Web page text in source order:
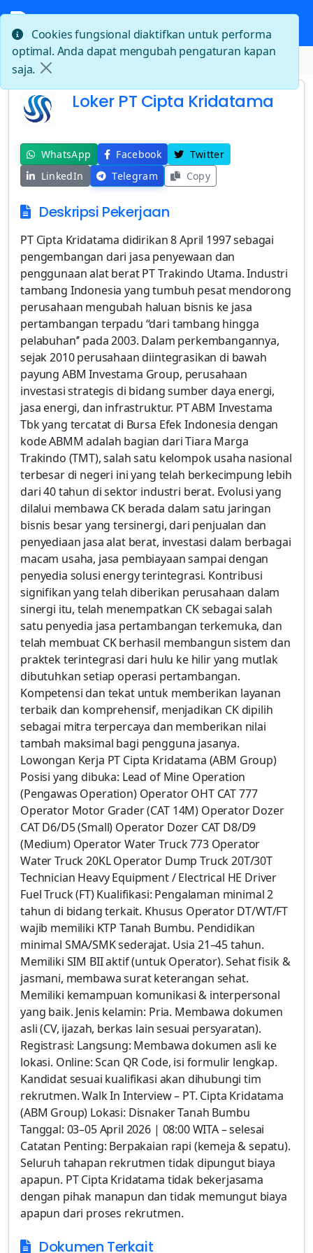
Beranda Loker PT Cipta Kridatama
Loker PT Cipta Kridatama
WhatsApp Facebook
Twitter
LinkedIn
Telegram Copy
Deskripsi Pekerjaan
PT Cipta Kridatama didirikan 8 April 1997 sebagai
pengembangan dari jasa penyewaan dan
penggunaan alat berat PT Trakindo Utama. Industri
tambang Indonesia yang tumbuh pesat mendorong
perusahaan mengubah haluan bisnis ke jasa
pertambangan terpadu “dari tambang hingga
pelabuhan’’ pada 2003. Dalam perkembangannya,
sejak 2010 perusahaan diintegrasikan di bawah
payung ABM Investama Group, perusahaan
investasi strategis di bidang sumber daya energi,
jasa energi, dan infrastruktur. PT ABM Investama
Tbk yang tercatat di Bursa Efek Indonesia dengan
kode ABMM adalah bagian dari Tiara Marga
Trakindo (TMT), salah satu kelompok usaha nasional
terbesar di negeri ini yang telah berkecimpung lebih
dari 40 tahun di sektor industri berat. Evolusi yang
dilalui membawa CK berada dalam satu jaringan
bisnis besar yang tersinergi, dari penjualan dan
penyediaan jasa alat berat, investasi dalam berbagai
macam usaha, jasa pembiayaan sampai dengan
penyedia solusi energy terintegrasi. Kontribusi
signifikan yang telah diberikan perusahaan dalam
sinergi itu, telah menempatkan CK sebagai salah
satu penyedia jasa pertambangan terkemuka, dan
telah membuat CK berhasil membangun sistem dan
praktek terintegrasi dari hulu ke hilir yang mutlak
dibutuhkan setiap operasi pertambangan.
Kompetensi dan tekat untuk memberikan layanan
terbaik dan komprehensif, menjadikan CK dipilih
sebagai mitra terpercaya dan memberikan nilai
tambah maksimal bagi pengguna jasanya.
Lowongan Kerja PT Cipta Kridatama (ABM Group)
Posisi yang dibuka: Lead of Mine Operation
(Pengawas Operation) Operator OHT CAT 777
Operator Motor Grader (CAT 14M) Operator Dozer
CAT D6/D5 (Small) Operator Dozer CAT D8/D9
(Medium) Operator Water Truck 773 Operator
Water Truck 20KL Operator Dump Truck 20T/30T
Technician Heavy Equipment / Electrical HE Driver
Fuel Truck (FT) Kualifikasi: Pengalaman minimal 2
tahun di bidang terkait. Khusus Operator DT/WT/FT
wajib memiliki KTP Tanah Bumbu. Pendidikan
minimal SMA/SMK sederajat. Usia 21–45 tahun.
Memiliki SIM BII aktif (untuk Operator). Sehat fisik &
jasmani, membawa surat keterangan sehat.
Memiliki kemampuan komunikasi & interpersonal
yang baik. Jenis kelamin: Pria. Membawa dokumen
asli (CV, ijazah, berkas lain sesuai persyaratan).
Registrasi: Langsung: Membawa dokumen asli ke
lokasi. Online: Scan QR Code, isi formulir lengkap.
Kandidat sesuai kualifikasi akan dihubungi tim
rekrutmen. Walk In Interview – PT. Cipta Kridatama
(ABM Group) Lokasi: Disnaker Tanah Bumbu
Tanggal: 03–05 April 2026 | 08:00 WITA – selesai
Catatan Penting: Berpakaian rapi (kemeja & sepatu).
Seluruh tahapan rekrutmen tidak dipungut biaya
apapun. PT Cipta Kridatama tidak bekerjasama
dengan pihak manapun dan tidak memungut biaya
apapun dari proses rekrutmen.
Dokumen Terkait
Cookies fungsional diaktifkan untuk performa
optimal. Anda dapat mengubah pengaturan kapan
saja.